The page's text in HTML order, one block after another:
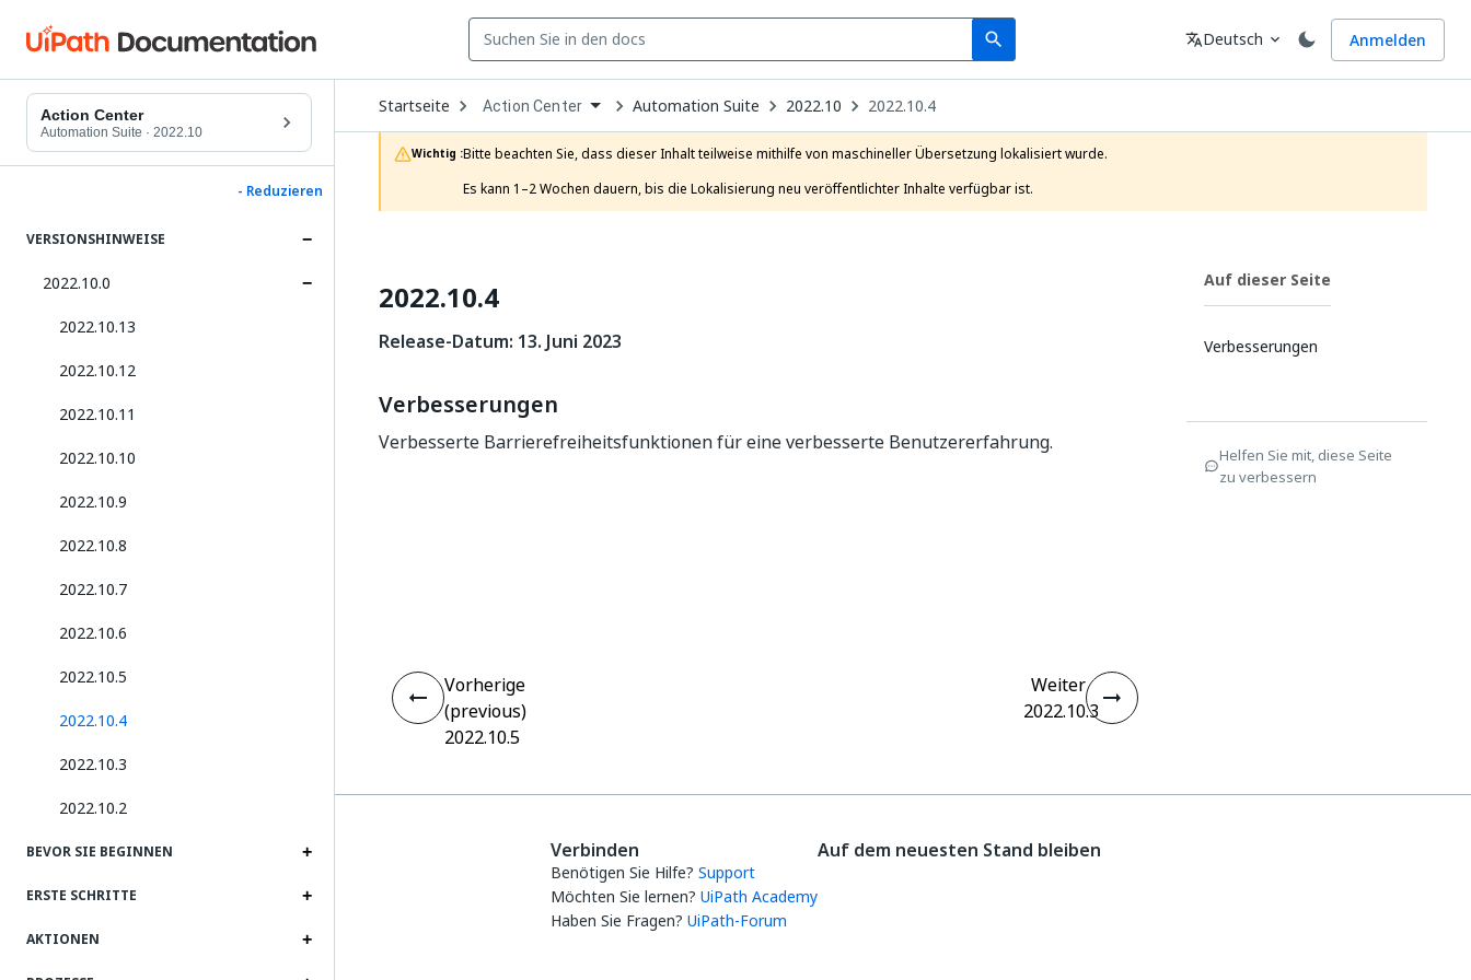
search
Search Sprache
translateDeutsch expand_more Anmelden
Action Center
Automation Suite · 2022.10
- Reduzieren
VERSIONSHINWEISE
2022.10.0
2022.10.13
2022.10.12
2022.10.11
2022.10.10
2022.10.9
2022.10.8
2022.10.7
2022.10.6
2022.10.5
2022.10.4
2022.10.3
2022.10.2
BEVOR SIE BEGINNEN
ERSTE SCHRITTE
AKTIONEN
Startseite Open
Dropdown
to
choose
product
Action Center Automation Suite 2022.10 2022.10.4
Wichtig :Bitte beachten Sie, dass dieser Inhalt teilweise mithilfe von maschineller Übersetzung lokalisiert wurde.
Es kann 1–2 Wochen dauern, bis die Lokalisierung neu veröffentlichter Inhalte verfügbar ist.
2022.10.4
Release-Datum: 13. Juni 2023
Verbesserungen
Verbesserte Barrierefreiheitsfunktionen für eine verbesserte Benutzererfahrung.
Auf dieser Seite
Verbesserungen
Helfen Sie mit, diese Seite
zu verbessern
Vorherige
(previous)
2022.10.5
Weiter
2022.10.3
Verbinden
Benötigen Sie Hilfe? Support
Möchten Sie lernen? UiPath Academy
Haben Sie Fragen? UiPath-Forum
Auf dem neuesten Stand bleiben